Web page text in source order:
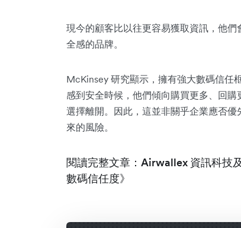
現今的顧客比以往更容易獲取資訊，他
全感的品牌。
McKinsey 研究顯示，擁有強大數碼信任
感到安全時候，他們傾向購買更多、回
選擇離開。因此，這並非關乎企業應否
來的風險。
閱讀完整文章：Airwallex 資訊科
數碼信任度》